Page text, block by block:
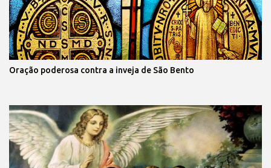
Oração poderosa contra a inveja de São Bento